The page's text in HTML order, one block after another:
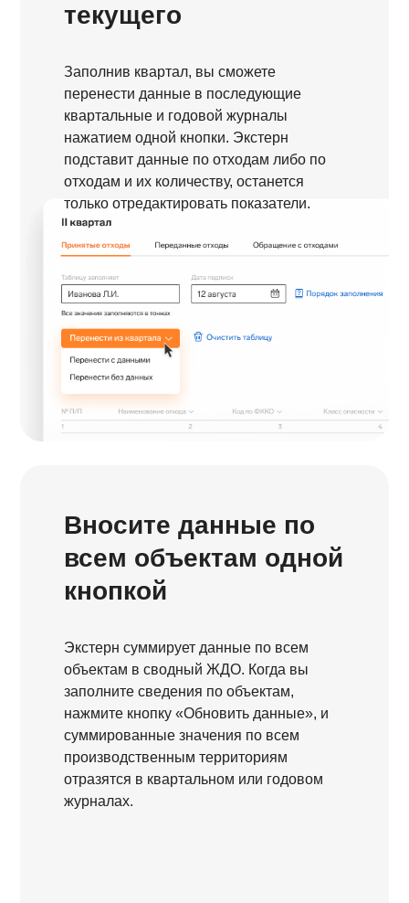
текущего
Заполнив квартал, вы сможете
перенести данные в последующие
квартальные и годовой журналы
нажатием одной кнопки. Экстерн
подставит данные по отходам либо по
отходам и их количеству, останется
только отредактировать показатели.
Вносите данные по
всем объектам одной
кнопкой
Экстерн суммирует данные по всем
объектам в сводный ЖДО. Когда вы
заполните сведения по объектам,
нажмите кнопку «Обновить данные», и
суммированные значения по всем
производственным территориям
отразятся в квартальном или годовом
журналах.